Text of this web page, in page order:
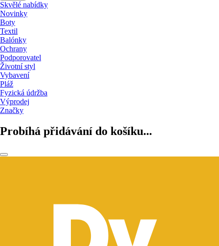
Skvělé nabídky
Novinky
Boty
Textil
Balónky
Ochrany
Podporovatel
Životní styl
Vybavení
Pláž
Fyzická údržba
Výprodej
Značky
Probíhá přidávání do košíku...